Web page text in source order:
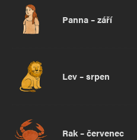
Panna – září
Lev – srpen
Rak – červenec